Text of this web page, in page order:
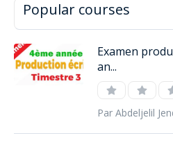
Popular courses
Examen
an...
Par Abdeljelil